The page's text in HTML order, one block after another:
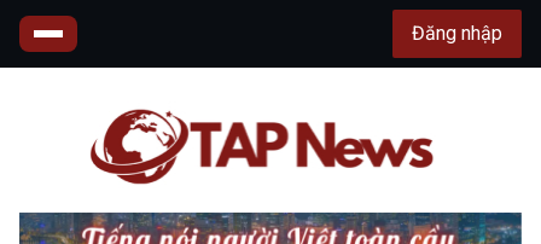
Đăng nhập